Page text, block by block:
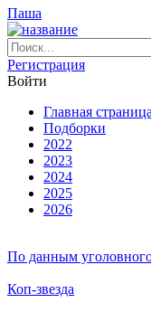
Паша
Ре­ги­ст­ра­ция
Вой­ти
Глав­ная стра­ни­ца
Подборки
2022
2023
2024
2025
2026
По данным
Коп-звезда